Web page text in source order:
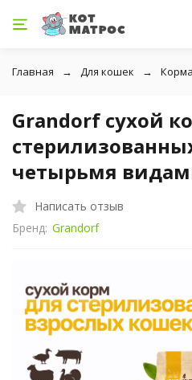
Главная Для кошек Корма
Grandorf сухой
четырьмя
Написать отзыв
Бренд: Grandorf